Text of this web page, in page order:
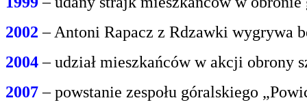
2002 – Antoni Rapacz z Rdzawki wygrywa
2004– udział mieszkańców w akcji obrony
2007– powstanie zespołu góralskiego